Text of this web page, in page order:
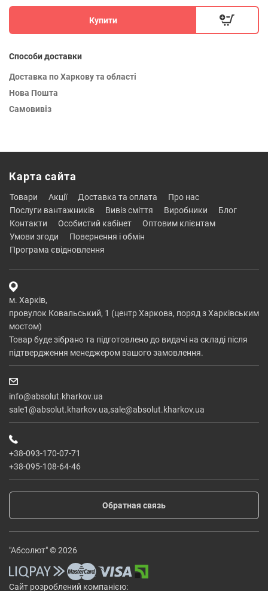
Купити
Способи доставки
Доставка по Харкову та області
Нова Пошта
Самовивіз
Карта сайта
товари акції доставка та оплата
про нас
послуги вантажників
вивіз сміття виробники
блог
контакти
особистий кабінет
оптовим клієнтам
умови згоди
повернення і обмін
програма євідновлення
м. Харків,
провулок Ковальський, 1 (центр Харкова, поряд з Харківським
мостом)
Товар буде зібрано та підготовлено до видачі на складі після
підтвердження менеджером вашого замовлення.
info@absolut.kharkov.ua
sale1@absolut.kharkov.ua,sale@absolut.kharkov.ua
+38-093-170-07-71
+38-095-108-64-46
Обратная связь
Сайт розроблений компанією:
"Абсолют" © 2026